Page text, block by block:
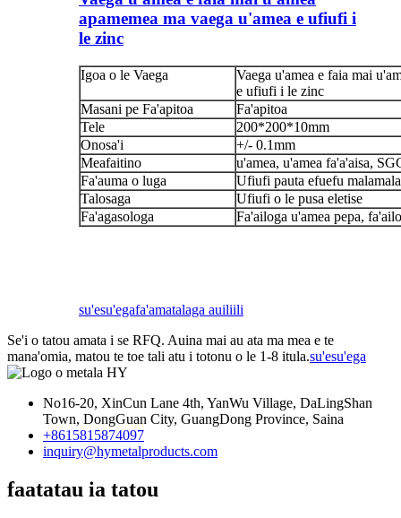
apamemea ma vaega u'amea e ufiufi i
le zinc
Igoa o le Vaega
Vaega u'amea e faia mai
e ufiufi i le zinc
Masani pe Fa'apitoa
Fa'apitoa
Tele
200*200*10mm
Onosa'i
+/- 0.1mm
Meafaitino
u'amea, u'amea fa'a'aisa,
Fa'auma o luga
Ufiufi pauta efuefu
Talosaga
Ufiufi o le pusa eletise
Fa'agasologa
Fa'ailoga u'amea pepa,
su'esu'egafa'amatalaga auiliili
Se'i o tatou amata i se RFQ. Auina mai au ata ma mea e te
mana'omia, matou te toe tali atu i totonu o le 1-8 itula.su'esu'ega
No16-20, XinCun Lane 4th, YanWu Village, DaLingShan
Town, DongGuan City, GuangDong Province, Saina
+8615815874097
inquiry@hymetalproducts.com
faatatau ia tatou